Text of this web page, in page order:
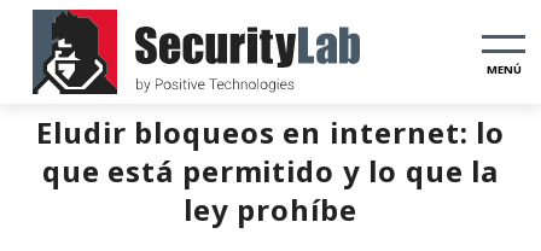
MENÚ
Eludir bloqueos en internet: lo
que está permitido y lo que la
ley prohíbe